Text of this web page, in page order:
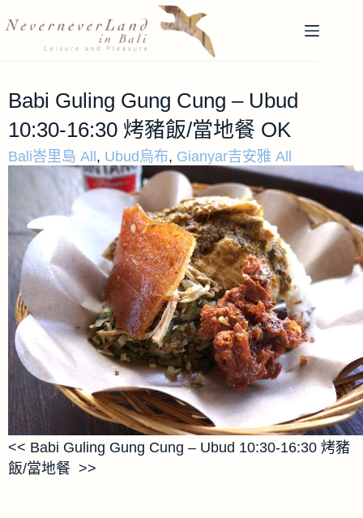
Babi Guling Gung Cung – Ubud
10:30-16:30 烤豬飯/當地餐 OK
Bali峇里島 All , Ubud烏布, Gianyar吉安雅 All
<< Babi Guling Gung Cung – Ubud 10:30-16:30 烤豬
飯/當地餐 >>